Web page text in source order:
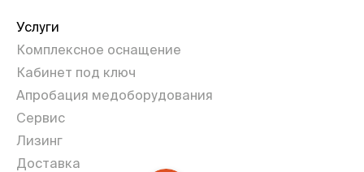
Услуги
Комплексное оснащение
Кабинет под ключ
Апробация медоборудования
Сервис
Лизинг
Доставка